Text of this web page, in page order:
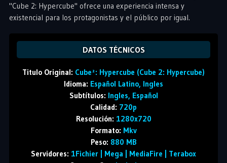
"Cube 2: Hypercube" ofrece una experiencia intensa y
existencial para los protagonistas y el público por igual.
DATOS TÉCNICOS
Titulo Original: Cube²: Hypercube (Cube 2: Hypercube)
Idioma: Español Latino, Ingles
Subtítulos: Ingles, Español
Calidad: 720p
Resolución: 1280x720
Formato: Mkv
Peso: 880 MB
Servidores: 1Fichier | Mega | MediaFire | Terabox